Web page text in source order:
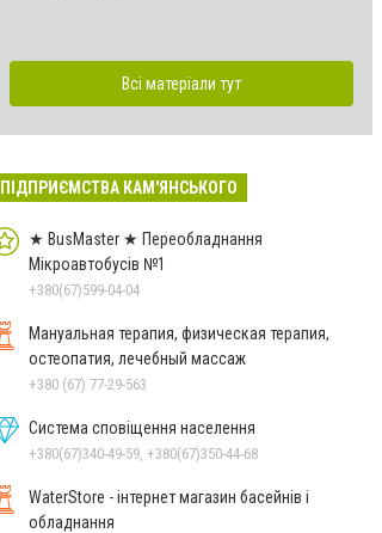
Всі матеріали тут
ПІДПРИЄМСТВА КАМ'ЯНСЬКОГО
★ BusMaster ★ Переобладнання
Мікроавтобусів №1
+380(67)599-04-04
Мануальная терапия, физическая терапия,
остеопатия, лечебный массаж
+380 (67) 77-29-563
Система сповіщення населення
+380(67)340-49-59, +380(67)350-44-68
WaterStore - інтернет магазин басейнів і
обладнання